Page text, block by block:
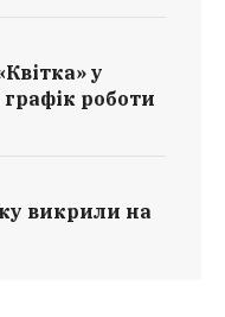
у
роботи
викрили на